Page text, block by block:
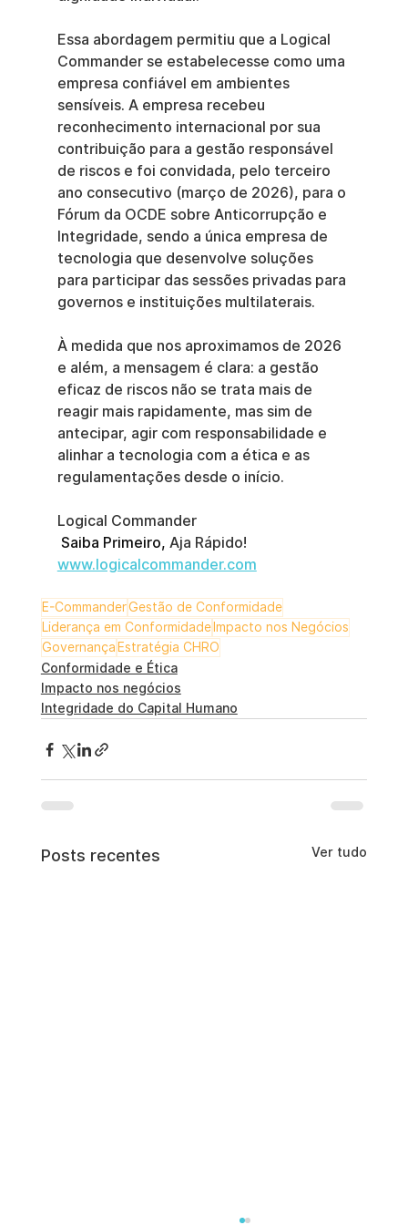
Essa abordagem permitiu que a Logical
Commander se estabelecesse como uma
empresa confiável em ambientes
sensíveis. A empresa recebeu
reconhecimento internacional por sua
contribuição para a gestão responsável
de riscos e foi convidada, pelo terceiro
ano consecutivo (março de 2026), para o
Fórum da OCDE sobre Anticorrupção e
Integridade, sendo a única empresa de
tecnologia que desenvolve soluções
para participar das sessões privadas para
governos e instituições multilaterais.
À medida que nos aproximamos de 2026
e além, a mensagem é clara: a gestão
eficaz de riscos não se trata mais de
reagir mais rapidamente, mas sim de
antecipar, agir com responsabilidade e
alinhar a tecnologia com a ética e as
regulamentações desde o início.
Logical Commander
Saiba Primeiro, Aja Rápido!
www.logicalcommander.com
E-CommanderGestão de Conformidade
Liderança em Conformidade Impacto nos Negócios
Governança Estratégia CHRO
Conformidade e Ética
Impacto nos negócios
Integridade do Capital Humano
Posts recentes Ver tudo